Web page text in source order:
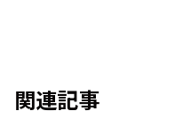
関連記事